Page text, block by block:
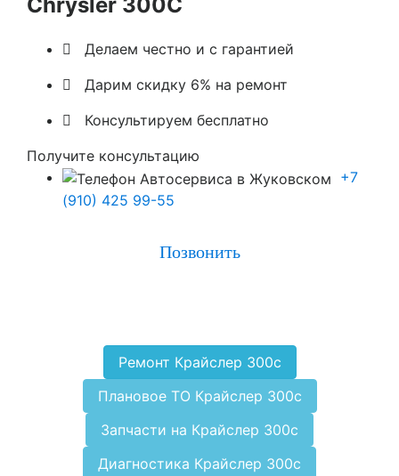
 Делаем честно и с гарантией
 Дарим скидку 6% на ремонт
 Консультируем бесплатно
Получите консультацию
+7
(910) 425 99-55
Позвонить
Ремонт Крайслер 300с
Плановое ТО Крайслер 300с
Запчасти на Крайслер 300с
Диагностика Крайслер 300с